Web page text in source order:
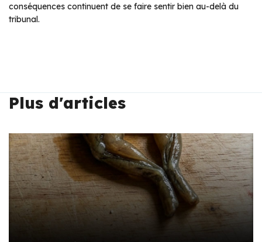
conséquences continuent de se faire sentir bien au-delà du
tribunal.
Plus d'articles